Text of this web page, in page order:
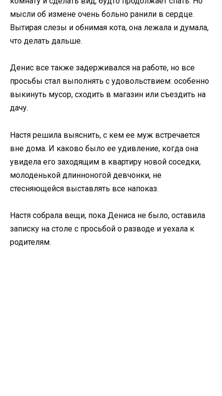
мысли об измене очень больно ранили в сердце.
Вытирая слезы и обнимая кота, она лежала и думала,
что делать дальше.
Денис все также задерживался на работе, но все
просьбы стал выполнять с удовольствием: особенно
выкинуть мусор, сходить в магазин или съездить на
дачу.
Настя решила выяснить, с кем ее муж встречается
вне дома. И каково было ее удивление, когда она
увидела его заходящим в квартиру новой соседки,
молоденькой длинноногой девчонки, не
стесняющейся выставлять все напоказ.
Настя собрала вещи, пока Дениса не было, оставила
записку на столе с просьбой о разводе и уехала к
родителям.